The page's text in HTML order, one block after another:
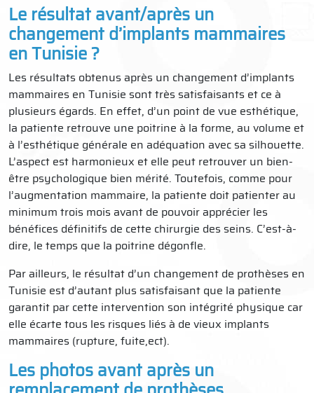
Le résultat avant/après un
changement d’implants mammaires
en Tunisie ?
Les résultats obtenus après un changement d’implants
mammaires en Tunisie sont très satisfaisants et ce à
plusieurs égards. En effet, d’un point de vue esthétique,
la patiente retrouve une poitrine à la forme, au volume et
à l’esthétique générale en adéquation avec sa silhouette.
L’aspect est harmonieux et elle peut retrouver un bien-
être psychologique bien mérité. Toutefois, comme pour
l’augmentation mammaire, la patiente doit patienter au
minimum trois mois avant de pouvoir apprécier les
bénéfices définitifs de cette chirurgie des seins. C’est-à-
dire, le temps que la poitrine dégonfle.
Par ailleurs, le résultat d’un changement de prothèses en
Tunisie est d’autant plus satisfaisant que la patiente
garantit par cette intervention son intégrité physique car
elle écarte tous les risques liés à de vieux implants
mammaires (rupture, fuite,ect).
Les photos avant après un